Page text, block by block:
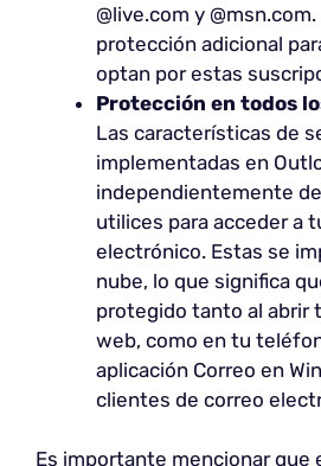
@live.com y
protección adicional
optan por estas
Protección en todos
Las características de
implementadas en
independientemente
utilices para acceder a
electrónico. Estas se
nube, lo que significa
protegido tanto al abrir
web, como en tu
aplicación Correo en
clientes de correo
Es importante mencionar que